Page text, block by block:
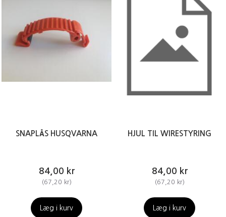
SNAPLÅS HUSQVARNA
84,00 kr
(67,20 kr)
Læg i kurv
HJUL TIL WIRESTYRING
84,00 kr
(67,20 kr)
Læg i kurv